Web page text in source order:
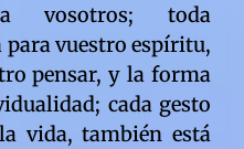
vosotros; toda
para vuestro espíritu,
pensar, y la forma
cada gesto
vida, también está